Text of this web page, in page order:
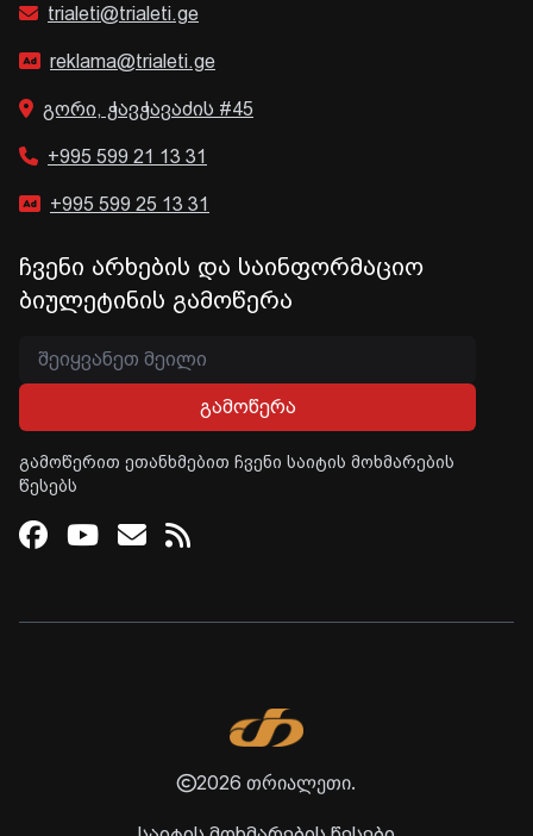
trialeti@trialeti.ge
reklama@trialeti.ge
გორი, ჭავჭავაძის #45
+995 599 21 13 31
+995 599 25 13 31
ჩვენი არხების და საინფორმაციო
ბიულეტინის გამოწერა
გამოწერა
გამოწერით ეთანხმებით ჩვენი საიტის მოხმარების
წესებს
Facebook
Youtube
Email
RSS
2026 თრიალეთი.